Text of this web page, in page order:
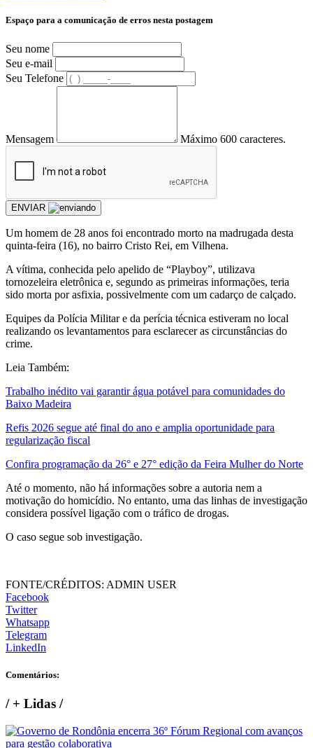
Espaço para a comunicação de erros nesta postagem
Seu nome
Seu e-mail
Seu Telefone
Mensagem Máximo 600 caracteres.
ENVIAR
Um homem de 28 anos foi encontrado morto na madrugada desta
quinta-feira (16), no bairro Cristo Rei, em Vilhena.
A vítima, conhecida pelo apelido de “Playboy”, utilizava
tornozeleira eletrônica e, segundo as primeiras informações, teria
sido morta por asfixia, possivelmente com um cadarço de calçado.
Equipes da Polícia Militar e da perícia técnica estiveram no local
realizando os levantamentos para esclarecer as circunstâncias do
crime.
Leia Também:
Trabalho inédito vai garantir água potável para comunidades do
Baixo Madeira
Refis 2026 segue até final do ano e amplia oportunidade para
regularização fiscal
Confira programação da 26° e 27° edição da Feira Mulher do Norte
Até o momento, não há informações sobre a autoria nem a
motivação do homicídio. No entanto, uma das linhas de investigação
considera possível ligação com o tráfico de drogas.
O caso segue sob investigação.
FONTE/CRÉDITOS: ADMIN USER
Facebook
Twitter
Whatsapp
Telegram
LinkedIn
Comentários:
/+ Lidas /